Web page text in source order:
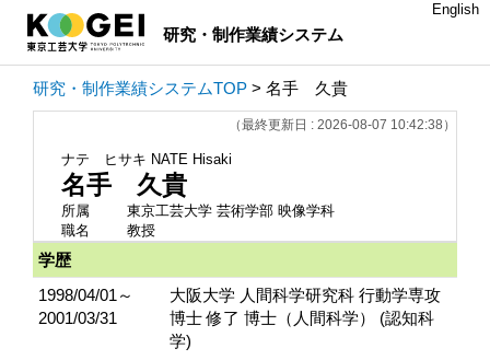
研究・制作業績システム
English
研究・制作業績システムTOP > 名手 久貴
（最終更新日 : 2026-08-07 10:42:38）
ナテ ヒサキ NATE Hisaki
名手 久貴
所属
東京工芸大学 芸術学部 映像学科
職名
教授
学歴
1998/04/01～
2001/03/31
大阪大学 人間科学研究科 行動学専攻
博士 修了 博士（人間科学） (認知科
学)